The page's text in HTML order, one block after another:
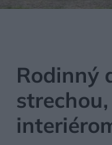
Rodinný